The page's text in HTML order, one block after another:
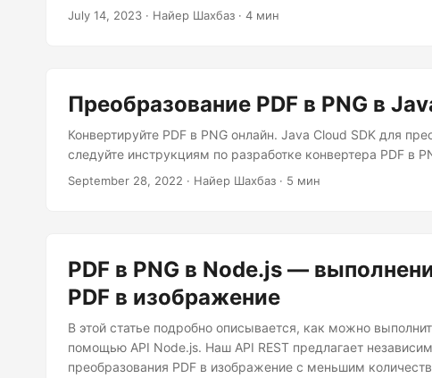
преобразования с использованием .NET REST API.
July 14, 2023 · Найер Шахбаз · 4 мин
Преобразование PDF в PNG в
Конвертируйте PDF в PNG онлайн. Java Cloud SDK для
следуйте инструкциям по разработке конвертера PDF в
September 28, 2022 · Найер Шахбаз · 5 мин
PDF в PNG в Node.js —
PDF в изображение
В этой статье подробно описывается, как можно
помощью API Node.js. Наш API REST предлагает
преобразования PDF в изображение с меньшим